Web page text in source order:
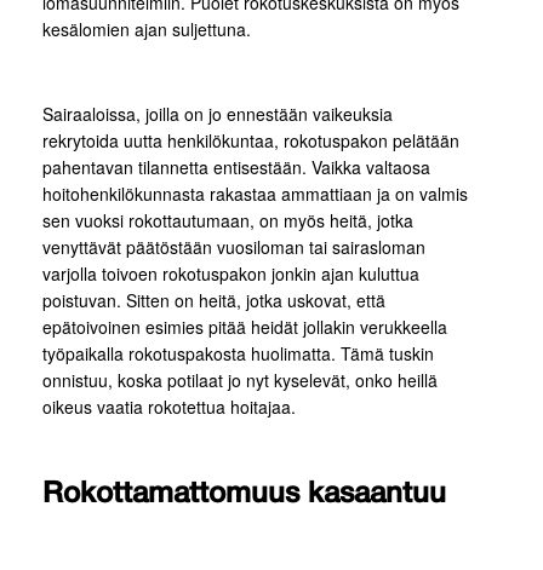
kesälomien ajan suljettuna.
Sairaaloissa, joilla on jo ennestään vaikeuksia
rekrytoida uutta henkilökuntaa, rokotuspakon pelätään
pahentavan tilannetta entisestään. Vaikka valtaosa
hoitohenkilökunnasta rakastaa ammattiaan ja on valmis
sen vuoksi rokottautumaan, on myös heitä, jotka
venyttävät päätöstään vuosiloman tai sairasloman
varjolla toivoen rokotuspakon jonkin ajan kuluttua
poistuvan. Sitten on heitä, jotka uskovat, että
epätoivoinen esimies pitää heidät jollakin verukkeella
työpaikalla rokotuspakosta huolimatta. Tämä tuskin
onnistuu, koska potilaat jo nyt kyselevät, onko heillä
oikeus vaatia rokotettua hoitajaa.
Rokottamattomuus kasaantuu